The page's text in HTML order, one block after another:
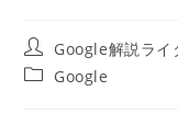
投
稿
者:
Google解説ライ
投
Google